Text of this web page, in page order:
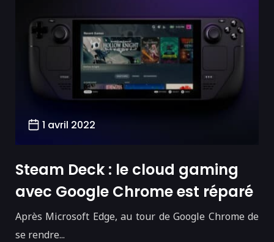
1 avril 2022
Steam Deck : le cloud gaming
avec Google Chrome est réparé
Après Microsoft Edge, au tour de Google Chrome de
se rendre...